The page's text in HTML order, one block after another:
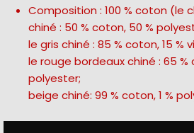
Composition : 100 % coton (le
chiné : 50 % coton, 50 %
le gris chiné : 85 % coton, 15 %
le rouge bordeaux chiné : 65 %
polyester;
beige chiné: 99 % coton, 1 %